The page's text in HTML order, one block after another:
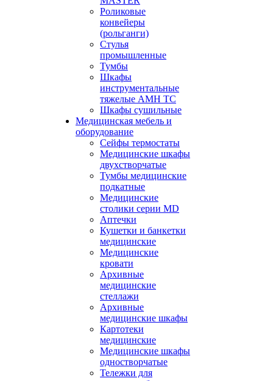
Роликовые
конвейеры
(рольганги)
Стулья
промышленные
Тумбы
Шкафы
инструментальные
тяжелые АМН ТС
Шкафы сушильные
Медицинская мебель и
оборудование
Сейфы термостаты
Медицинские шкафы
двухстворчатые
Тумбы медицинские
подкатные
Медицинские
столики серии MD
Аптечки
Кушетки и банкетки
медицинские
Медицинские
кровати
Архивные
медицинские
стеллажи
Архивные
медицинские шкафы
Картотеки
медицинские
Медицинские шкафы
одностворчатые
Тележки для